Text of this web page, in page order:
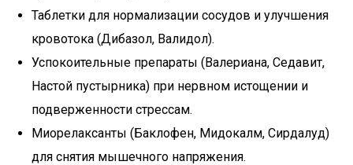
Таблетки для нормализации сосудов и улучшения
кровотока (Дибазол, Валидол).
Успокоительные препараты (Валериана, Седавит,
Настой пустырника) при нервном истощении и
подверженности стрессам.
Миорелаксанты (Баклофен, Мидокалм, Сирдалуд)
для снятия мышечного напряжения.